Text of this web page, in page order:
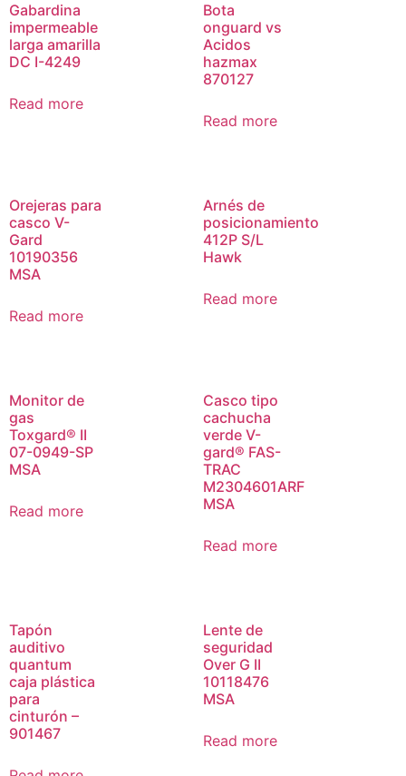
Gabardina
impermeable
larga amarilla
DC I-4249
Read more
Bota
onguard vs
Acidos
hazmax
870127
Read more
Orejeras para
casco V-
Gard
10190356
MSA
Read more
Arnés de
posicionamiento
412P S/L
Hawk
Read more
Monitor de
gas
Toxgard® II
07-0949-SP
MSA
Read more
Casco tipo
cachucha
verde V-
gard® FAS-
TRAC
M2304601ARF
MSA
Read more
Tapón
auditivo
quantum
caja plástica
para
cinturón –
901467
Lente de
seguridad
Over G II
10118476
MSA
Read more